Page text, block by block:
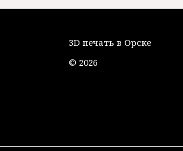
3D печать в Орске
© 2026